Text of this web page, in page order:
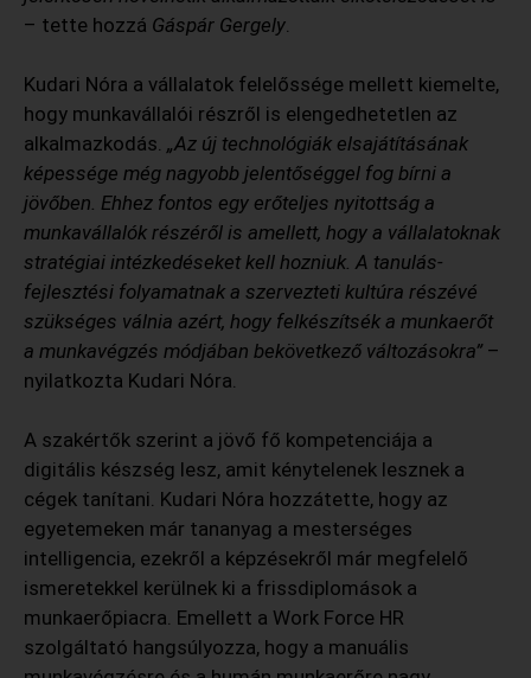
– tette hozzá Gáspár Gergely.
Kudari Nóra a vállalatok felelőssége mellett kiemelte,
hogy munkavállalói részről is elengedhetetlen az
alkalmazkodás. „Az új technológiák elsajátításának
képessége még nagyobb jelentőséggel fog bírni a
jövőben. Ehhez fontos egy erőteljes nyitottság a
munkavállalók részéről is amellett, hogy a vállalatoknak
stratégiai intézkedéseket kell hozniuk. A tanulás-
fejlesztési folyamatnak a szervezteti kultúra részévé
szükséges válnia azért, hogy felkészítsék a munkaerőt
a munkavégzés módjában bekövetkező változásokra” –
nyilatkozta Kudari Nóra.
A szakértők szerint a jövő fő kompetenciája a
digitális készség lesz, amit kénytelenek lesznek a
cégek tanítani. Kudari Nóra hozzátette, hogy az
egyetemeken már tananyag a mesterséges
intelligencia, ezekről a képzésekről már megfelelő
ismeretekkel kerülnek ki a frissdiplomások a
munkaerőpiacra. Emellett a Work Force HR
szolgáltató hangsúlyozza, hogy a manuális